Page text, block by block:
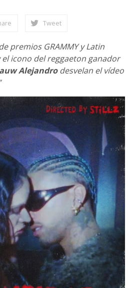
Tweet
premios GRAMMY y Latin
el icono del reggaeton ganador
Alejandrodesvelan el vídeo